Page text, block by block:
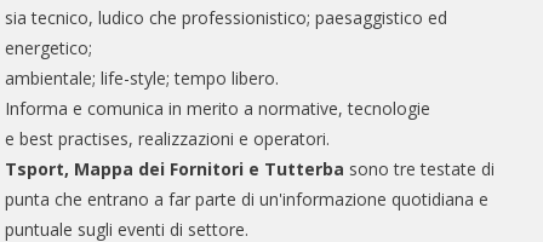
sia tecnico, ludico che professionistico; paesaggistico ed
energetico;
ambientale; life-style; tempo libero.
Informa e comunica in merito a normative, tecnologie
e best practises, realizzazioni e operatori.
Tsport, Mappa dei Fornitori e Tutterba sono tre testate di
punta che entrano a far parte di un'informazione quotidiana e
puntuale sugli eventi di settore.